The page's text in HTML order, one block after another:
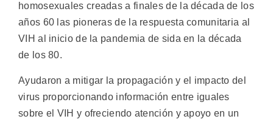
homosexuales creadas a finales de la década de los
años 60 las pioneras de la respuesta comunitaria al
VIH al inicio de la pandemia de sida en la década
de los 80.
Ayudaron a mitigar la propagación y el impacto del
virus proporcionando información entre iguales
sobre el VIH y ofreciendo atención y apoyo en un